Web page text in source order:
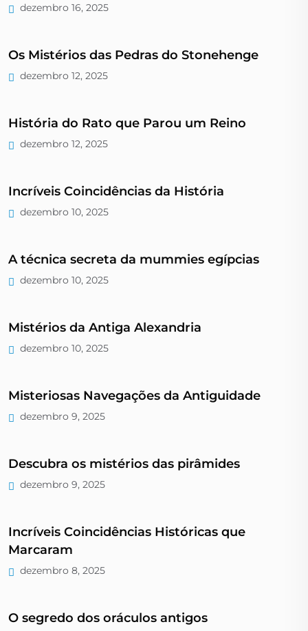
dezembro 16, 2025
Os Mistérios das Pedras do Stonehenge
dezembro 12, 2025
História do Rato que Parou um Reino
dezembro 12, 2025
Incríveis Coincidências da História
dezembro 10, 2025
A técnica secreta da mummies egípcias
dezembro 10, 2025
Mistérios da Antiga Alexandria
dezembro 10, 2025
Misteriosas Navegações da Antiguidade
dezembro 9, 2025
Descubra os mistérios das pirâmides
dezembro 9, 2025
Incríveis Coincidências Históricas que
Marcaram
dezembro 8, 2025
O segredo dos oráculos antigos